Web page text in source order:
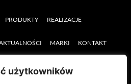
użytkowników
PRODUKTY REALIZACJE
MARKI KONTAKT
REHABILITACYJNY